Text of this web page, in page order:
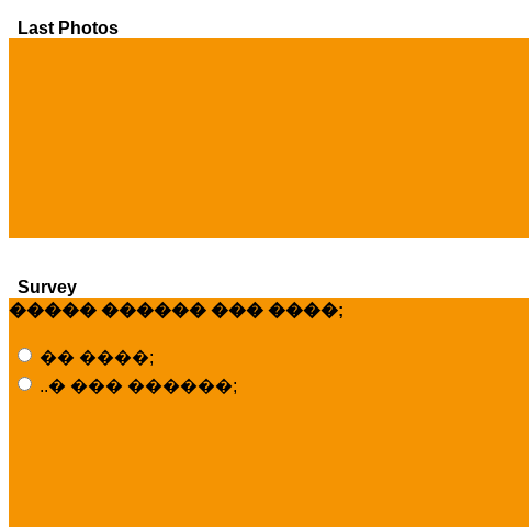
Last Photos
Survey
����� ������ ��� ����;
�� ����;
..� ��� ������;